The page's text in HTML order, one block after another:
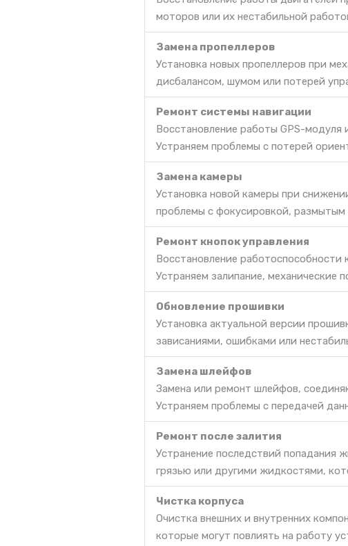
моторов или их нестабильной
Замена пропеллеров
Установка новых пропеллеров при
дисбалансом, шумом или потерей
Ремонт системы навигации
Восстановление работы GPS-модуля
Устраняем проблемы с потерей
Замена камеры
Установка новой камеры при
проблемы с фокусировкой,
Ремонт кнопок управления
Восстановление работоспособности
Устраняем залипание, механические
Обновление прошивки
Установка актуальной версии
зависаниями, ошибками или
Замена шлейфов
Замена или ремонт шлейфов,
Устраняем проблемы с передачей
Ремонт после залития
Устранение последствий попадания
грязью или другими жидкостями,
Чистка корпуса
Очистка внешних и внутренних
которые могут повлиять на работу